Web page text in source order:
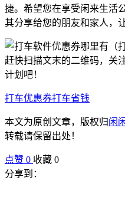
捷。希望您在享受闲来生活
其分享给您的朋友和家人，
赶快扫描文末的二维码，关
计划吧！
打车优惠券打车省钱
本文为原创文章，版权归闲
转载请保留出处！
点赞 0 收藏 0
分享到：